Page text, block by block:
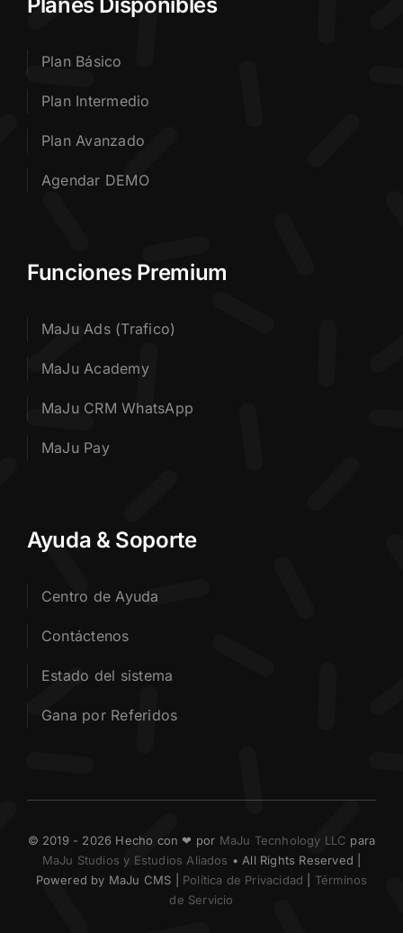
Plan Básico
Plan Intermedio
Plan Avanzado
Agendar DEMO
Funciones Premium
MaJu Ads (Trafico)
MaJu Academy
MaJu CRM WhatsApp
MaJu Pay
Ayuda & Soporte
Centro de Ayuda
Contáctenos
Estado del sistema
Gana por Referidos
© 2019 - 2026 Hecho con ❤ por MaJu Tecnhology LLC para
MaJu Studios y Estudios Aliados • All Rights Reserved |
Powered by MaJu CMS | Política de Privacidad
Términos
de Servicio